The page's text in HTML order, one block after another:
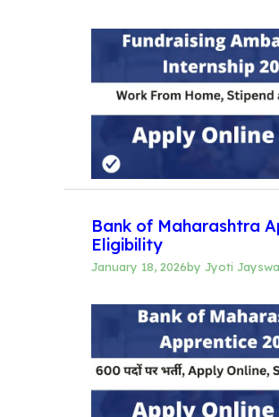
Bank of Maharashtra
Eligibility
January 18, 2026by Jyoti